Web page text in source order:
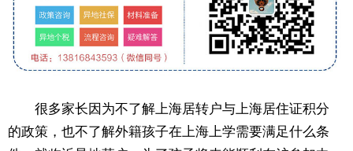
很多家长因为不了解上海居转户与上海居住证积分
的政策，也不了解外籍孩子在上海上学需要满足什么条